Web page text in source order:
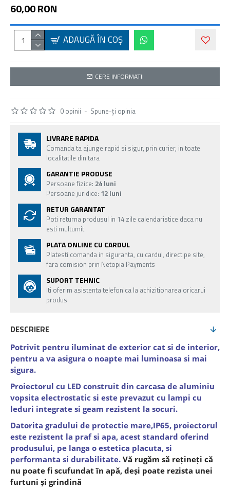
0 opinii - Spune-ţi opinia
60,00 RON
ADAUGĂ ÎN COŞ
CERE INFORMATII
LIVRARE RAPIDA
Comanda ta ajunge rapid si sigur, prin curier, in toate
localitatile din tara
GARANTIE PRODUSE
Persoane fizice: 24 luni
Persoane juridice: 12 luni
RETUR GARANTAT
Poti returna produsul in 14 zile calendaristice daca nu
esti multumit
PLATA ONLINE CU CARDUL
Platesti comanda in siguranta, cu cardul, direct pe site,
fara comision prin Netopia Payments
SUPORT TEHNIC
Iti oferim asistenta telefonica la achizitionarea oricarui
produs
DESCRIERE
Potrivit pentru iluminat de exterior cat si de interior,
pentru a va asigura o noapte mai luminoasa si mai
sigura.
Proiectorul cu LED construit din carcasa de aluminiu
vopsita electrostatic si este prevazut cu lampi cu
leduri integrate si geam rezistent la socuri.
Datorita gradului de protectie mare,IP65, proiectorul
este rezistent la praf si apa, acest standard oferind
produsului, pe langa o estetica placuta, si
performanta si durabilitate. Vă rugăm să rețineți că
nu poate fi scufundat în apă, deși poate rezista unei
furtuni și grindină